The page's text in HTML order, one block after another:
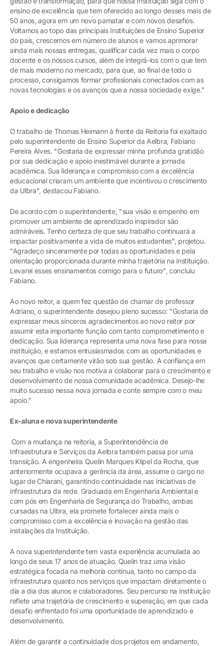
ensino de excelência que tem oferecido ao longo desses mais de
50 anos, agora em um novo pamatar e com novos desafios.
Voltamos ao topo das principais Instituições de Ensino Superior
do país, crescemos em número de alunos e vamos aprimorar
ainda mais nossas entregas, qualificar cada vez mais o corpo
docente e os nossos cursos, além de integrá-los com o que tem
de mais moderno no mercado, para que, ao final de todo o
processo, consigamos formar profissionais conectados com as
novas tecnologias e os avanços que a nossa sociedade exige."
Apoio e dedicação
O trabalho de Thomas Heimann à frente da Reitoria foi exaltado
pelo superintendente de Ensino Superior da Aelbra, Fabiano
Pereira Alves. "Gostaria de expressar minha profunda gratidão
por sua dedicação e apoio inestimável durante a jornada
acadêmica. Sua liderança e compromisso com a excelência
educacional criaram um ambiente que incentivou o crescimento
da Ulbra", destacou Fabiano.
De acordo com o superintendente, "sua visão e empenho em
promover um ambiente de aprendizado inspirador são
admiráveis. Tenho certeza de que seu trabalho continuará a
impactar positivamente a vida de muitos estudantes", projetou.
"Agradeço sinceramente por todas as oportunidades e pela
orientação proporcionada durante minha trajetória na instituição.
Levarei esses ensinamentos comigo para o futuro", concluiu
Fabiano.
Ao novo reitor, a quem fez questão de chamar de professor
Adriano, o superintendente desejou pleno sucesso: "Gostaria de
expressar meus sinceros agradecimentos ao novo reitor por
assumir esta importante função com tanto comprometimento e
dedicação. Sua liderança representa uma nova fase para nossa
instituição, e estamos entusiasmados com as oportunidades e
avanços que certamente virão sob sua gestão. A confiança em
seu trabalho e visão nos motiva a colaborar para o crescimento e
desenvolvimento de nossa comunidade acadêmica. Desejo-lhe
muito sucesso nessa nova jornada e conte sempre com o meu
apoio."
Ex-aluna e nova superintendente
Com a mudança na reitoria, a Superintendência de
Infraestrutura e Serviços da Aelbra também passa por uma
transição. A engenheira Quelin Marques Klipel da Rocha, que
anteriormente ocupava a gerência da área, assume o cargo no
lugar de Chiarani, garantindo continuidade nas iniciativas de
infraestrutura da rede. Graduada em Engenharia Ambiental e
com pós em Engenharia de Segurança do Trabalho, ambas
cursadas na Ulbra, ela promete fortalecer ainda mais o
compromisso com a excelência e inovação na gestão das
instalações da Instituição.
A nova superintendente tem vasta experiência acumulada ao
longo de seus 17 anos de atuação. Quelin traz uma visão
estratégica focada na melhoria contínua, tanto no campo da
infraestrutura quanto nos serviços que impactam diretamente o
dia a dia dos alunos e colaboradores. Seu percurso na instituição
reflete uma trajetória de crescimento e superação, em que cada
desafio enfrentado foi uma oportunidade de aprendizado e
desenvolvimento.
Além de garantir a continuidade dos projetos em andamento,